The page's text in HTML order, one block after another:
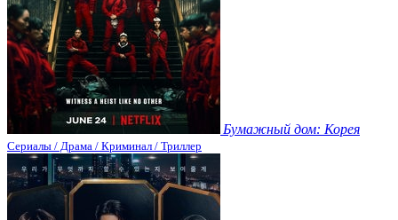
Бумажный дом: Корея
Сериалы / Драма / Криминал / Триллер